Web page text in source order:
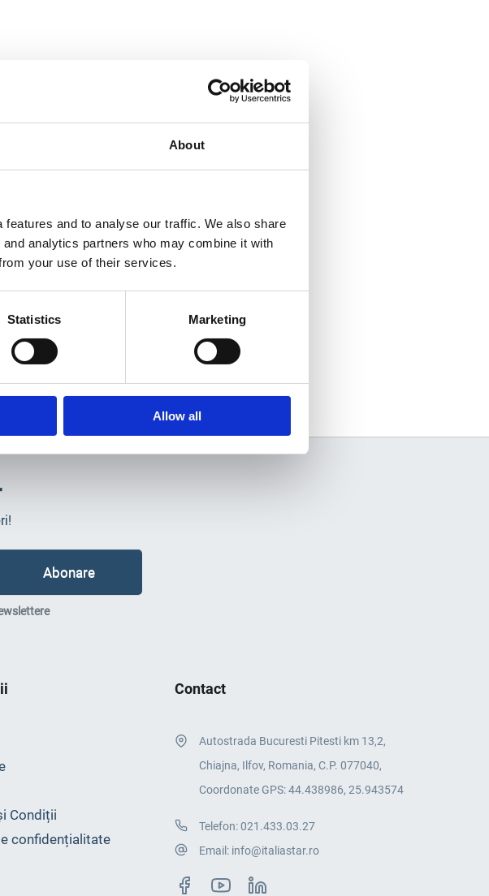
About
and to analyse our traffic. We also share
analytics partners who may combine it with
your use of their services.
Statistics Marketing
Allow all
speciale.
Condiții
confidențialitate
Contact
Autostrada Bucuresti Pitesti km 13,2,
Chiajna, Ilfov, Romania, C.P. 077040,
Coordonate GPS: 44.438986, 25.943574
Telefon:021.433.03.27
Email: info@italiastar.ro